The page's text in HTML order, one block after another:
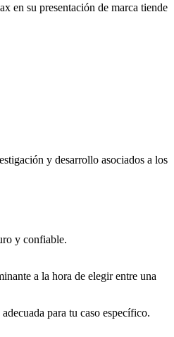
en su presentación de marca tiende
y desarrollo asociados a los
y confiable.
a la hora de elegir entre una
para tu caso específico.